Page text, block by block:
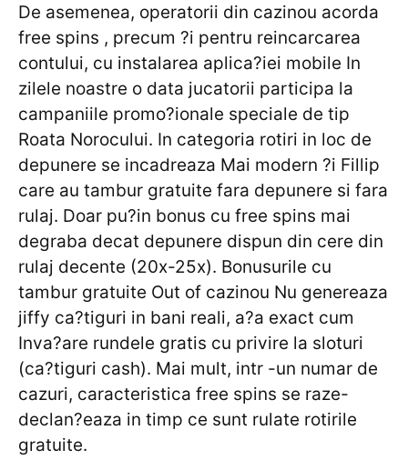
De asemenea, operatorii din cazinou acorda
free spins , precum ?i pentru reincarcarea
contului, cu instalarea aplica?iei mobile In
zilele noastre o data jucatorii participa la
campaniile promo?ionale speciale de tip
Roata Norocului. In categoria rotiri in loc de
depunere se incadreaza Mai modern ?i Fillip
care au tambur gratuite fara depunere si fara
rulaj. Doar pu?in bonus cu free spins mai
degraba decat depunere dispun din cere din
rulaj decente (20x-25x). Bonusurile cu
tambur gratuite Out of cazinou Nu genereaza
jiffy ca?tiguri in bani reali, a?a exact cum
Inva?are rundele gratis cu privire la sloturi
(ca?tiguri cash). Mai mult, intr -un numar de
cazuri, caracteristica free spins se raze-
declan?eaza in timp ce sunt rulate rotirile
gratuite.